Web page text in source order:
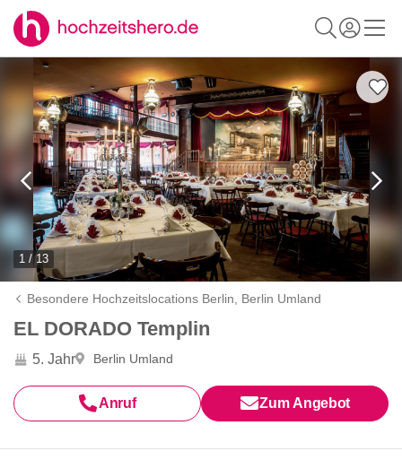
1 / 13
Besondere Hochzeitslocations Berlin, Berlin Umland
EL DORADO Templin
5. Jahr Berlin Umland
Anruf Zum Angebot